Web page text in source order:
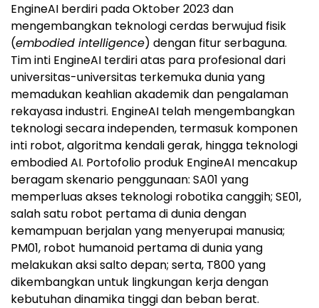
EngineAI berdiri pada Oktober 2023 dan
mengembangkan teknologi cerdas berwujud fisik
(embodied intelligence) dengan fitur serbaguna.
Tim inti EngineAI terdiri atas para profesional dari
universitas-universitas terkemuka dunia yang
memadukan keahlian akademik dan pengalaman
rekayasa industri. EngineAI telah mengembangkan
teknologi secara independen, termasuk komponen
inti robot, algoritma kendali gerak, hingga teknologi
embodied AI. Portofolio produk EngineAI mencakup
beragam skenario penggunaan: SA01 yang
memperluas akses teknologi robotika canggih; SE01,
salah satu robot pertama di dunia dengan
kemampuan berjalan yang menyerupai manusia;
PM01, robot humanoid pertama di dunia yang
melakukan aksi salto depan; serta, T800 yang
dikembangkan untuk lingkungan kerja dengan
kebutuhan dinamika tinggi dan beban berat.